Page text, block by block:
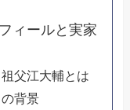
ィールと実家
父江大輔とは
背景